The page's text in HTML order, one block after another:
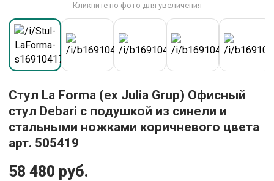
Кликните по фото для увеличения
Стул La Forma (ех Julia Grup) Офисный
стул Debari с подушкой из синели и
стальными ножками коричневого цвета
арт. 505419
58 480 руб.